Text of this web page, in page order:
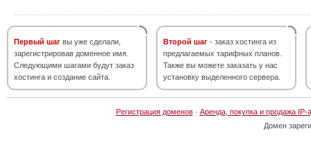
Первый шаг вы уже сделали,
зарегистрировав доменное имя.
Следующими шагами будут заказ
хостинга и создание сайта.
Второй шаг - заказ хостинга из
предлагаемых тарифных планов.
Также вы можете заказать у нас
установку выделенного сервера.
Регистрация доменов· Аренда, покупка и продажа IP-
Домен